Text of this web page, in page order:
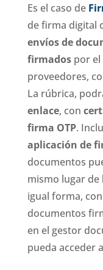
Es el caso de
de firma digital
envíos de
firmadospor el
proveedores,
La rúbrica,
enlace, con
firma OTP.
aplicación de
documentos
mismo lugar de
igual forma,
documentos
en el gestor
pueda acceder